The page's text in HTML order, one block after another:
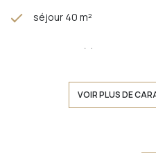
séjour 40 m²
3 chambre(s)
VOIR PLUS DE